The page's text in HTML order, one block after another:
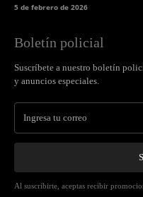
5 de febrero de 2026
Boletín policial
Suscríbete a nuestro boletín
y anuncios especiales.
Al suscribirte, aceptas recibir